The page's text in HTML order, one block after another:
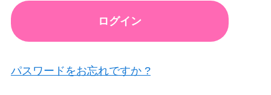
パスワードをお忘れですか ?